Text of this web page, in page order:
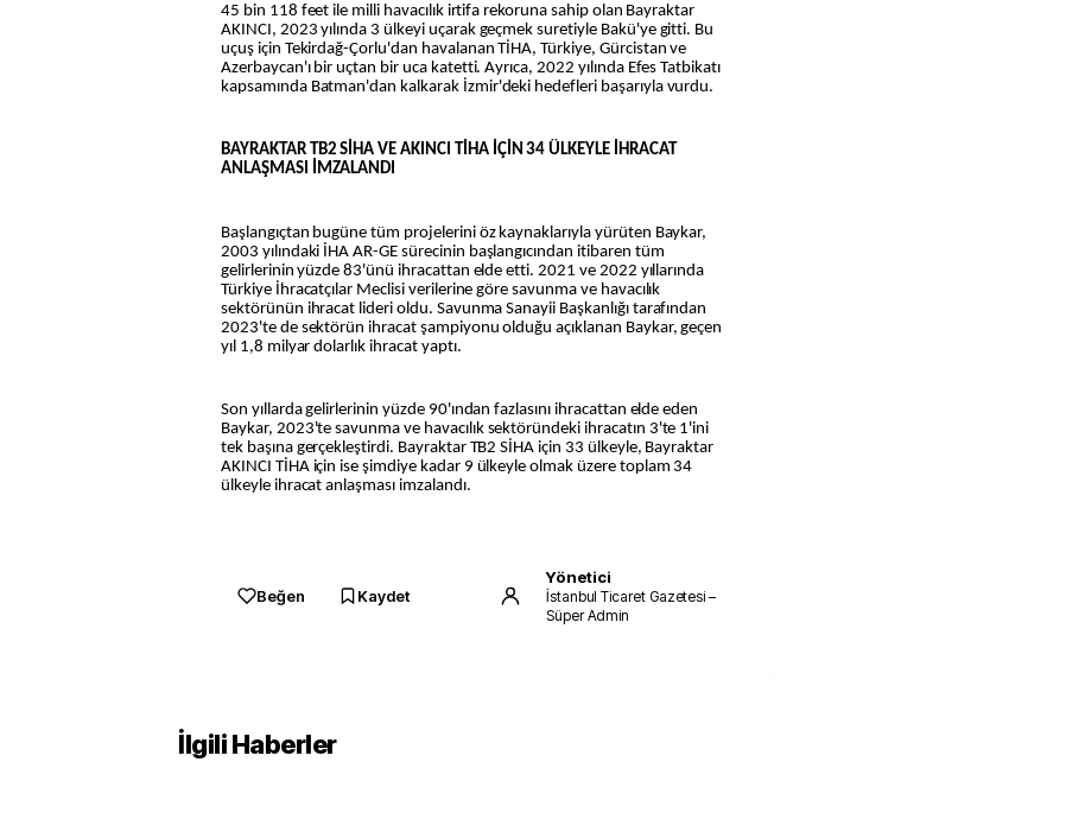
45 bin 118 feet ile milli havacılık irtifa rekoruna sahip olan Bayraktar
AKINCI, 2023 yılında 3 ülkeyi uçarak geçmek suretiyle Bakü'ye gitti. Bu
uçuş için Tekirdağ-Çorlu'dan havalanan TİHA, Türkiye, Gürcistan ve
Azerbaycan'ı bir uçtan bir uca katetti. Ayrıca, 2022 yılında Efes Tatbikatı
kapsamında Batman'dan kalkarak İzmir'deki hedefleri başarıyla vurdu.
BAYRAKTAR TB2 SİHA VE AKINCI TİHA İÇİN 34 ÜLKEYLE İHRACAT
ANLAŞMASI İMZALANDI
Başlangıçtan bugüne tüm projelerini öz kaynaklarıyla yürüten Baykar,
2003 yılındaki İHA AR-GE sürecinin başlangıcından itibaren tüm
gelirlerinin yüzde 83'ünü ihracattan elde etti. 2021 ve 2022 yıllarında
Türkiye İhracatçılar Meclisi verilerine göre savunma ve havacılık
sektörünün ihracat lideri oldu. Savunma Sanayii Başkanlığı tarafından
2023'te de sektörün ihracat şampiyonu olduğu açıklanan Baykar, geçen
yıl 1,8 milyar dolarlık ihracat yaptı.
Son yıllarda gelirlerinin yüzde 90'ından fazlasını ihracattan elde eden
Baykar, 2023'te savunma ve havacılık sektöründeki ihracatın 3'te 1'ini
tek başına gerçekleştirdi. Bayraktar TB2 SİHA için 33 ülkeyle, Bayraktar
AKINCI TİHA için ise şimdiye kadar 9 ülkeyle olmak üzere toplam 34
ülkeyle ihracat anlaşması imzalandı.
Beğen Kaydet
Yönetici
İstanbul Ticaret Gazetesi –
Süper Admin
İlgili Haberler